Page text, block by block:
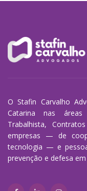
O Stafin Carvalho
Catarina nas
Trabalhista,
empresas — de
tecnologia — e
prevenção e defesa